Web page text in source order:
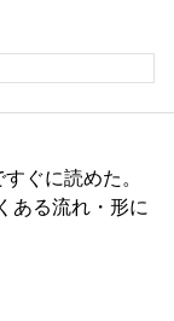
ぐに読めた。
ある流れ・形に